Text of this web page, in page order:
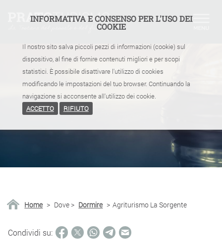
INFORMATIVA E CONSENSO PER L'USO DEI
COOKIE
Il nostro sito salva piccoli pezzi di informazioni (cookie) sul
dispositivo, al fine di fornire contenuti migliori e per scopi
statistici. È possibile disattivare l'utilizzo di cookies
modificando le impostazioni del tuo browser. Continuando la
navigazione si acconsente all'utilizzo dei cookie.
ACCETTO
RIFIUTO
Home > Dove > Dormire > Agriturismo La Sorgente
Condividi su: